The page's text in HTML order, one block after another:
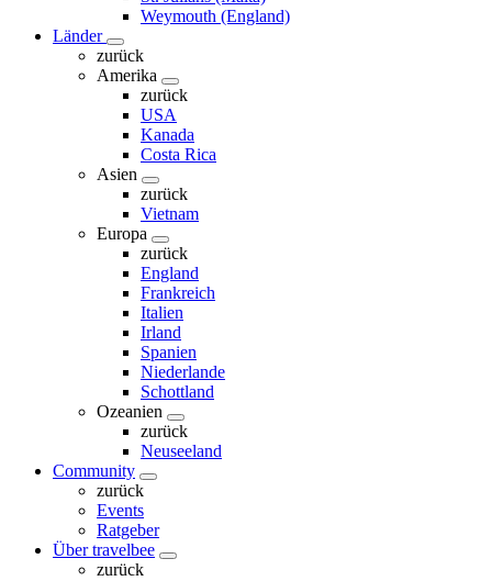
Weymouth (England)
Länder
zurück
Amerika
zurück
USA
Kanada
Costa Rica
Asien
zurück
Vietnam
Europa
zurück
England
Frankreich
Italien
Irland
Spanien
Niederlande
Schottland
Ozeanien
zurück
Neuseeland
Community
zurück
Events
Ratgeber
Über travelbee
zurück